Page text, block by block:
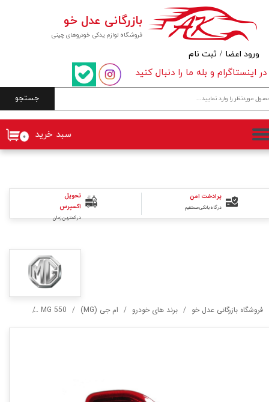
فروشگاه لوازم یدکی خودروهای چینی
بازرگانی عدل خو
جستجو
۰ سبد خرید
در اینستاگرام و بله ما را دنبال کنید
ورود اعضا / ثبت نام
حساب کاربری من
تغییر گذر واژه
سفارشات
خروج از حساب کاربری
فروشگاه بازرگانی عدل خو برند های خودرو ام جی (MG) MG 550
تحویل
اکسپرس
در کمترین زمان
پرادخت امن
درگاه بانکی مستقیم